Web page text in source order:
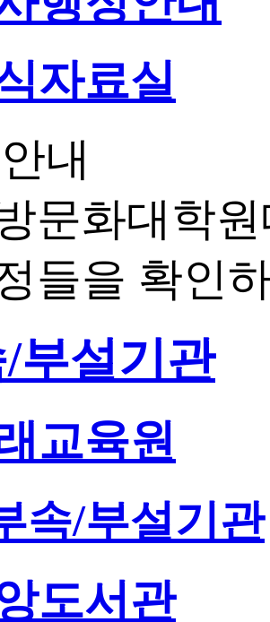
자료실
내
문화대학
들을 확인
부설기관
교육원
속/부설기관
도서관